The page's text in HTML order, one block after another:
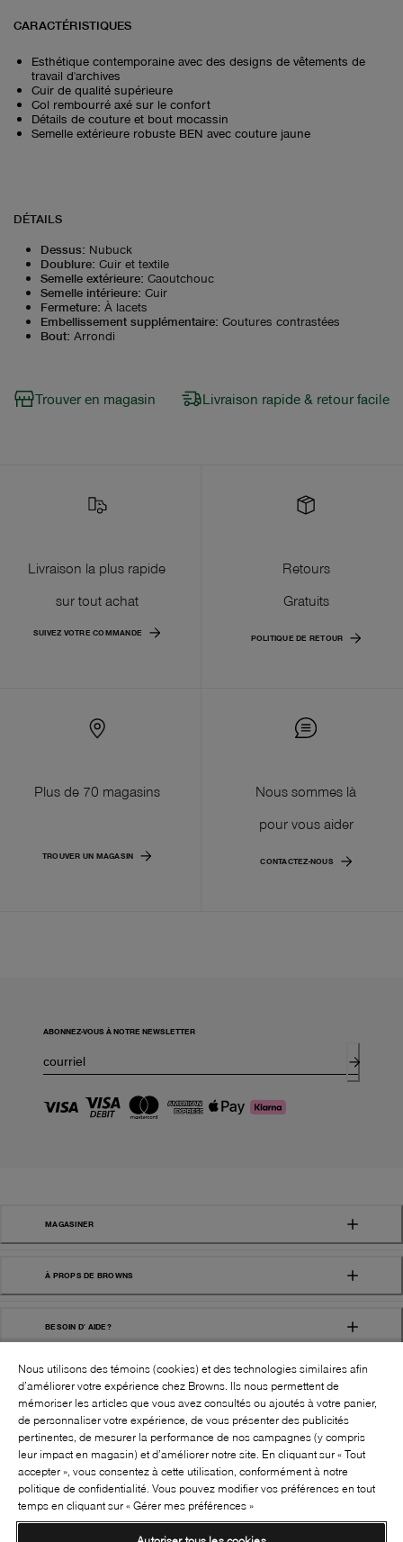
CARACTÉRISTIQUES
Esthétique contemporaine avec des designs de vêtements de
travail d'archives
Cuir de qualité supérieure
Col rembourré axé sur le confort
Détails de couture et bout mocassin
Semelle extérieure robuste BEN avec couture jaune
DÉTAILS
Dessus: Nubuck
Doublure: Cuir et textile
Semelle extérieure: Caoutchouc
Semelle intérieure: Cuir
Fermeture: À lacets
Embellissement supplémentaire: Coutures contrastées
Bout: Arrondi
Trouver en magasin Livraison rapide & retour facile
Livraison la plus rapide
sur tout achat
SUIVEZ VOTRE COMMANDE
Retours
Gratuits
POLITIQUE DE RETOUR
Plus de 70 magasins
TROUVER UN MAGASIN
Nous sommes là
pour vous aider
CONTACTEZ-NOUS
ABONNEZ-VOUS À NOTRE NEWSLETTER
MAGASINER
À PROPS DE BROWNS
BESOIN D' AIDE?
BROWNS SHOES INC. TOUS DROITS
RÉSERVÉS
SUIVEZ-NOUS!:
Nous utilisons des témoins (cookies) et des technologies similaires afin
d’améliorer votre expérience chez Browns. Ils nous permettent de
mémoriser les articles que vous avez consultés ou ajoutés à votre panier,
de personnaliser votre expérience, de vous présenter des publicités
pertinentes, de mesurer la performance de nos campagnes (y compris
leur impact en magasin) et d’améliorer notre site. En cliquant sur « Tout
accepter », vous consentez à cette utilisation, conformément à notre
politique de confidentialité. Vous pouvez modifier vos préférences en tout
temps en cliquant sur « Gérer mes préférences »